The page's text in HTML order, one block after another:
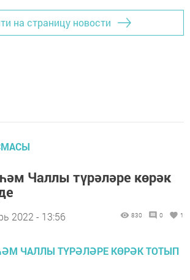
на страницу новости
Чаллы түрәләре көрәк
2022 - 13:56 830 0 1